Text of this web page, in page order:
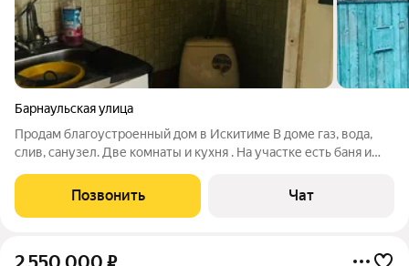
Барнаульская улица
Продам благоустроенный дом в Искитиме В доме газ, вода,
слив, санузел. Две комнаты и кухня . На участке есть баня и
Позвонить Чат